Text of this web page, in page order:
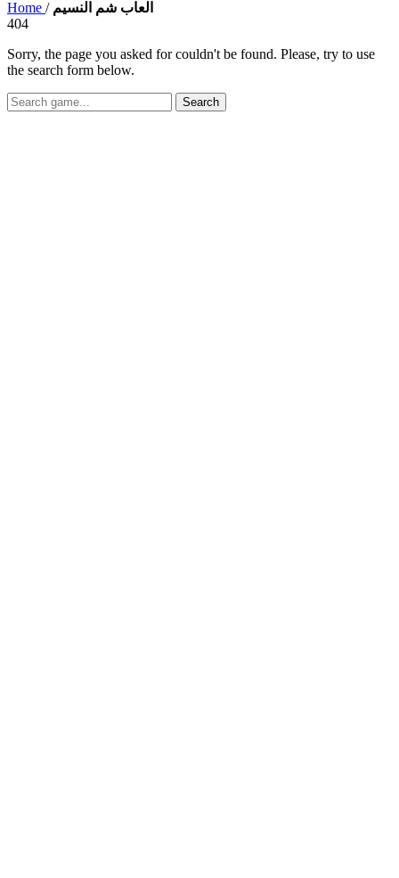
Home / العاب شم النسيم
404
Sorry, the page you asked for couldn't be found. Please, try to use
the search form below.
Search